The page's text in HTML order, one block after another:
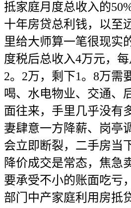
抵家庭月度总收入的
十年房贷总利钱，以至
里给大师算一笔很现实
度税后总收入4万元，
2。2万，剩下1。8万需
喝、水电物业、交通、
面往来，手里几乎没有
妻肆意一方降薪、岗亭
会立即断裂，二手房当
降价成交是常态，焦急
要承受不小的账面吃亏
部门中产家庭利用房抵